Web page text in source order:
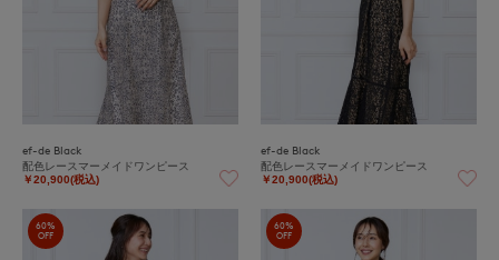
ef-de Black
配色レースマーメイドワンピース
￥20,900(税込)
ef-de Black
配色レースマーメイドワンピース
￥20,900(税込)
60%
OFF
60%
OFF